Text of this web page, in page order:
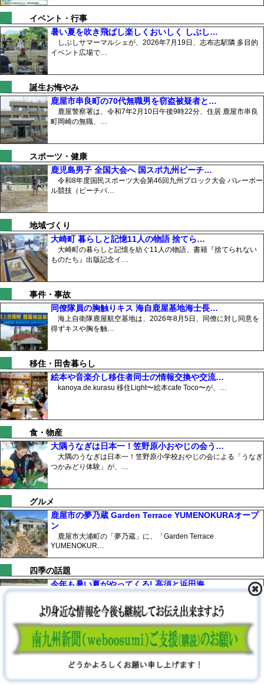
イベント・行事
暑い夏を吹き飛ばし楽しくおいしく しぶし…
しぶしサマーマルシェが、2026年7月19日、志布志駅隣 多目的
イベント広場で…
誕生お悔やみ
鹿屋市串良町の70代無職男を窃盗被疑者と…
鹿屋警察署は、令和7年2月10日午後9時22分、住居 鹿屋市串良
町岡崎の無職、…
スポーツ・健康
鹿児島男子 全国大会へ 国スポ九州ビーチ…
令和8年度国民スポーツ大会第46回九州ブロック大会 バレーボー
ル競技（ビーチバ…
地域づくり
大崎町 暮らしと記憶11人の物語 捨てら…
大崎町の暮らしと記憶を紡ぐ11人の物語、書籍『捨てられない
ものたち』出版記念イ…
事件・事故
同僚隊員の胸触りキス 海自鹿屋基地海士長…
海上自衛隊鹿屋航空基地は、2026年8月5日、同僚に対し同意を
得ずキスや胸を触…
移住・田舎暮らし
絵本や音楽介し移住者同士の情報交換や交流…
kanoya.de.kurasu 移住Light〜絵本cafe Toco〜が、…
食・物産
大隅うなぎは日本一！笠野原小おやじの会う…
大隅のうなぎは日本一！笠野原小学校おやじの会による「うなぎ
つかみどり体験」が、…
グルメ
鹿屋市の夢乃蔵 Garden Terrace YUMENOKURAオープ
ン
鹿屋市大浦町の「夢乃蔵」に、「Garden Terrace
YUMENOKUR…
四季の話題
今年も暑い夏がやってくる! 高須と浜田海…
今年も暑い夏がやってくる! 高須海水浴場、浜田海水浴場開設式
が、令和8年7月1…
観光
ダイヤモンド プリンセス 垂水ツアー カ…
日本生まれの大型豪華客船、ダイヤモンド・プリンセスのオプシ